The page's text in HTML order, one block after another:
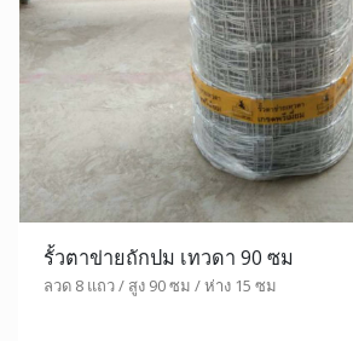
รั้วตาข่ายถักปม เทวดา 90 ซม
ลวด 8 แถว / สูง 90 ซม / ห่าง 15 ซม